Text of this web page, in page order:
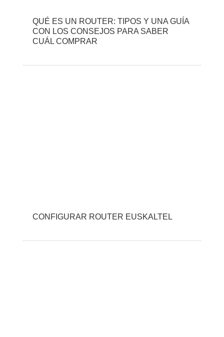
QUÉ ES UN ROUTER: TIPOS Y UNA GUÍA
CON LOS CONSEJOS PARA SABER
CUÁL COMPRAR
CONFIGURAR ROUTER EUSKALTEL